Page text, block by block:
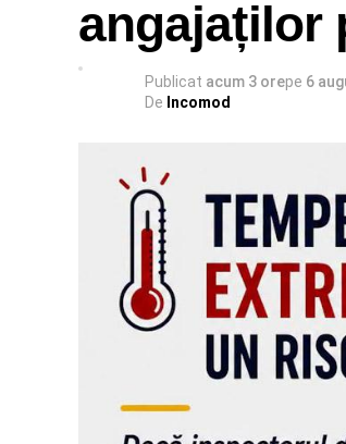
angajaților
Publicat acum 3 orepe 6
De Incomod